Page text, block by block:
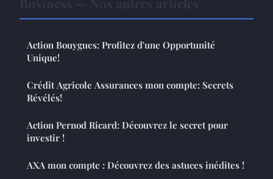
Action Bouygues: Profitez d'une Opportunité
Unique!
Crédit Agricole Assurances mon compte: Secrets
Révélés!
Action Pernod Ricard: Découvrez le secret pour
investir !
AXA mon compte : Découvrez des astuces inédites !